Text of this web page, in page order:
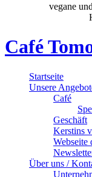
vegane
Café
Startseite
Unsere
Café
Geschäft
Kerstins
Webseite
Über uns /